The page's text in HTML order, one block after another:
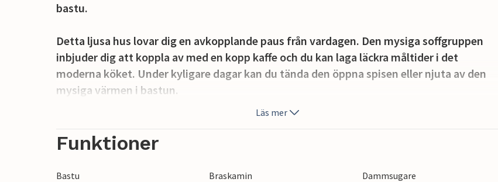
bastu.
Detta ljusa hus lovar dig en avkopplande paus från vardagen. Den mysiga soffgruppen
inbjuder dig att koppla av med en kopp kaffe och du kan laga läckra måltider i det
moderna köket. Under kyligare dagar kan du tända den öppna spisen eller njuta av den
mysiga värmen i bastun.
vädret. Ät frukost i lugn och ro, planera semesteraktiviteterna eller bläddra i en god bok.
Läs mer
Funktioner
Bastu Braskamin
Dammsugare